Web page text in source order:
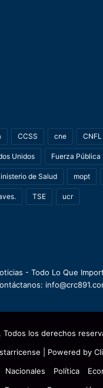
CCSS cne CNFL
Unidos Fuerza Pública
de Salud mopt
TSE ucr
- Todo Lo Que
los derechos
| Powered by
Nacionales Política